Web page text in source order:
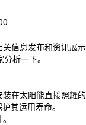
信息发布和资讯展示
析一下。
在太阳能直接照耀
其运用寿命。